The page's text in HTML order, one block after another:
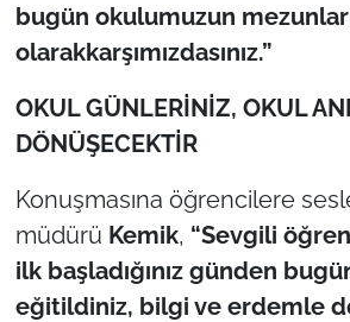
bugün okulumuzun
olarakkarşımızdasınız.”
OKUL GÜNLERİNİZ, OKUL
DÖNÜŞECEKTİR
Konuşmasına öğrencilere
müdürü Kemik, “Sevgili
ilk başladığınız günden
eğitildiniz, bilgi ve erdemle